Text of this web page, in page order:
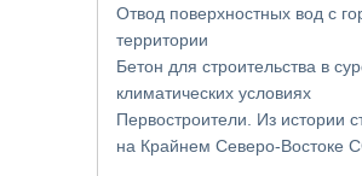
Отвод поверхностных вод с
территории
Бетон для строительства в
климатических условиях
Первостроители. Из истории
на Крайнем Северо-Востоке